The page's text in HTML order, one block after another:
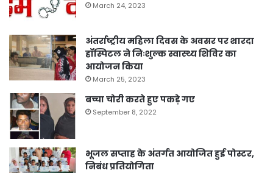
March 24, 2023
अंतर्राष्ट्रीय महिला दिवस के अवसर पर शारदा
हॉस्पिटल ने निःशुल्क स्वास्थ्य शिविर का
आयोजन किया
March 25, 2023
बच्चा चोरी करते हुए पकड़े गए
September 8, 2022
भूजल सप्ताह के अंतर्गत आयोजित हुई पोस्टर,
निबंध प्रतियोगिता